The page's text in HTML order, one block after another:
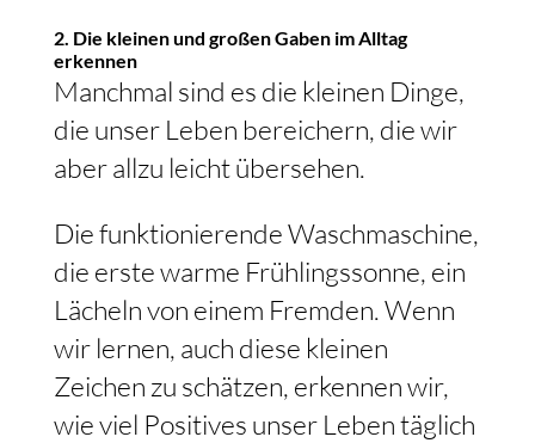
2. Die kleinen und großen Gaben im Alltag
erkennen
Manchmal sind es die kleinen Dinge,
die unser Leben bereichern, die wir
aber allzu leicht übersehen.
Die funktionierende Waschmaschine,
die erste warme Frühlingssonne, ein
Lächeln von einem Fremden. Wenn
wir lernen, auch diese kleinen
Zeichen zu schätzen, erkennen wir,
wie viel Positives unser Leben täglich